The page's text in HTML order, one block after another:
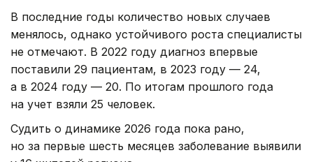
В последние годы количество новых случаев
менялось, однако устойчивого роста специалисты
не отмечают. В 2022 году диагноз впервые
поставили 29 пациентам, в 2023 году — 24,
а в 2024 году — 20. По итогам прошлого года
на учет взяли 25 человек.
Судить о динамике 2026 года пока рано,
но за первые шесть месяцев заболевание выявили